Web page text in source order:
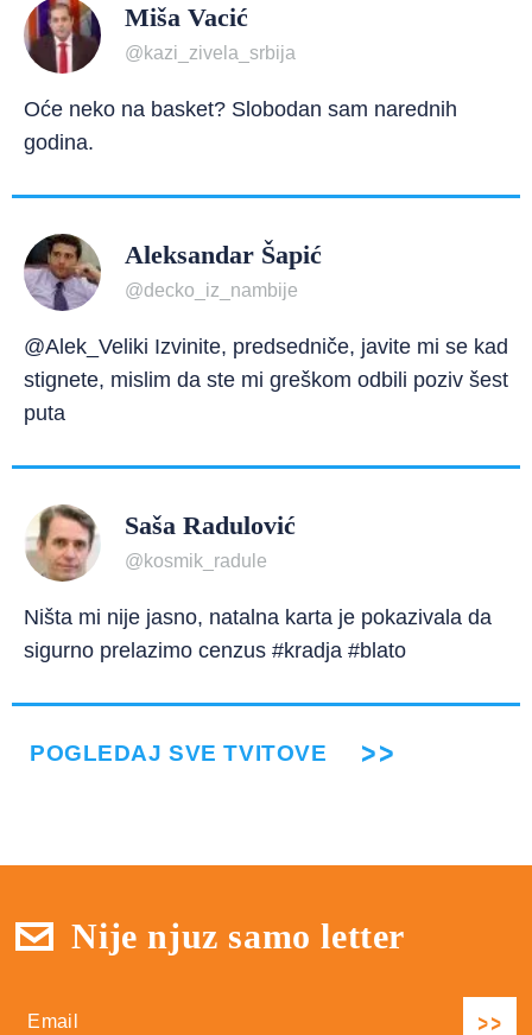
Miša Vacić
@kazi_zivela_srbija
Oće neko na basket? Slobodan sam narednih
godina.
Aleksandar Šapić
@decko_iz_nambije
@Alek_Veliki Izvinite, predsedniče, javite mi se kad
stignete, mislim da ste mi greškom odbili poziv šest
puta
Saša Radulović
@kosmik_radule
Ništa mi nije jasno, natalna karta je pokazivala da
sigurno prelazimo cenzus #kradja #blato
POGLEDAJ SVE TVITOVE
Nije njuz samo letter